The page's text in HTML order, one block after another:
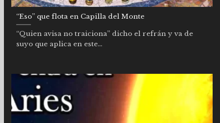
“Eso” que flota en Capilla del Monte
“Quien avisa no traiciona” dicho el refrán y va de
suyo que aplica en este...